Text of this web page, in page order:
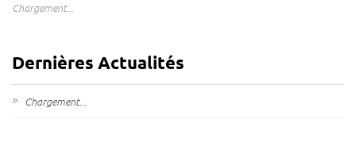
Chargement...
Dernières Actualités
Chargement...